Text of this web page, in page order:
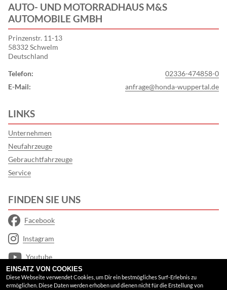
AUTO- UND MOTORRADHAUS M&S
AUTOMOBILE GMBH
Prinzenstr. 11-13
58332 Schwelm
Deutschland
Telefon:
02336-474858-0
E-Mail:
anfrage@honda-wuppertal.de
LINKS
Unternehmen
Neufahrzeuge
Gebrauchtfahrzeuge
Service
FINDEN SIE UNS
Facebook
Instagram
Youtube
Google Maps
EINSATZ VON COOKIES
Diese Webseite verwendet Cookies, um Dir ein bestmögliches Surf-Erlebnis zu
ermöglichen. Diese Daten werden erhoben und dienen nicht für die Erstellung von